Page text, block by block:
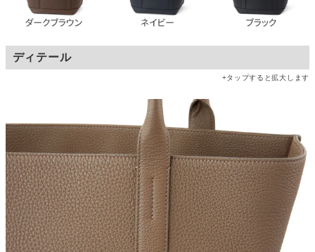
ディテール
+タップすると拡大します